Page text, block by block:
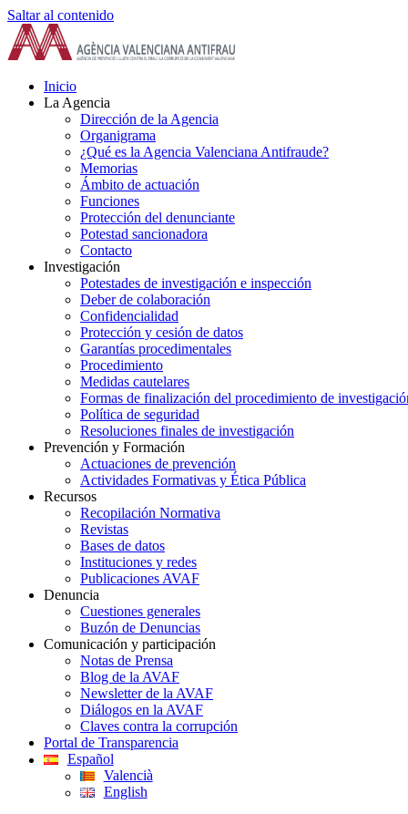
Saltar al contenido
Inicio
La Agencia
Dirección de la Agencia
Organigrama
¿Qué es la Agencia Valenciana Antifraude?
Memorias
Ámbito de actuación
Funciones
Protección del denunciante
Potestad sancionadora
Contacto
Investigación
Potestades de investigación e inspección
Deber de colaboración
Confidencialidad
Protección y cesión de datos
Garantías procedimentales
Procedimiento
Medidas cautelares
Formas de finalización del procedimiento de
Política de seguridad
Resoluciones finales de investigación
Prevención y Formación
Actuaciones de prevención
Actividades Formativas y Ética Pública
Recursos
Recopilación Normativa
Revistas
Bases de datos
Instituciones y redes
Publicaciones AVAF
Denuncia
Cuestiones generales
Buzón de Denuncias
Comunicación y participación
Notas de Prensa
Blog de la AVAF
Newsletter de la AVAF
Diálogos en la AVAF
Claves contra la corrupción
Portal de Transparencia
Español
Valencià
English